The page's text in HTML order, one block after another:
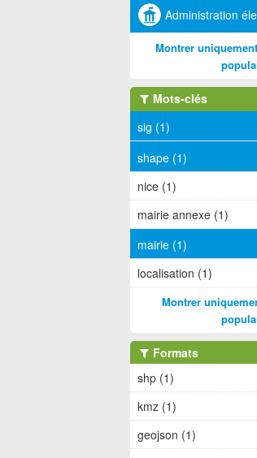
Administration
Montrer
Mots-clés
sig (1)
shape (1)
nice (1)
mairie annexe (1)
mairie (1)
localisation (1)
Montrer
Formats
shp (1)
kmz (1)
geojson (1)